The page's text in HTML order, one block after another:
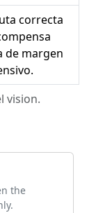
vision.
correcta
de margen
the